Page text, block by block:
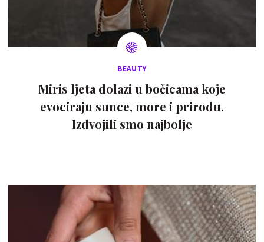
BEAUTY
Miris ljeta dolazi u bočicama koje
evociraju sunce, more i prirodu.
Izdvojili smo najbolje